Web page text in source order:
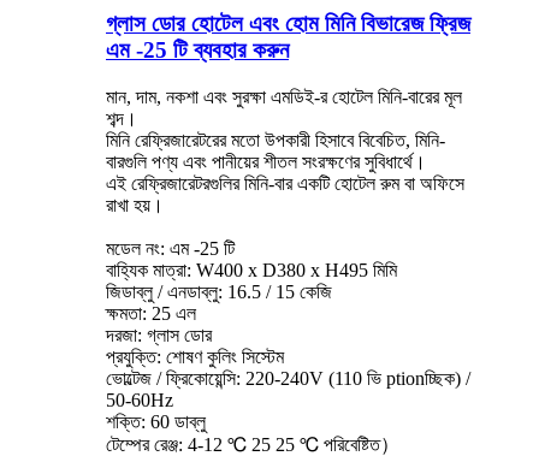
গ্লাস ডোর হোটেল এবং হোম মিনি বিভারেজ ফ্রিজ
এম -25 টি ব্যবহার করুন
মান, দাম, নকশা এবং সুরক্ষা এমডিই-র হোটেল মিনি-বারের মূল
শব্দ।
মিনি রেফ্রিজারেটরের মতো উপকারী হিসাবে বিবেচিত, মিনি-
বারগুলি পণ্য এবং পানীয়ের শীতল সংরক্ষণের সুবিধার্থে।
এই রেফ্রিজারেটরগুলির মিনি-বার একটি হোটেল রুম বা অফিসে
রাখা হয়।
মডেল নং: এম -25 টি
বাহ্যিক মাত্রা: W400 x D380 x H495 মিমি
জিডাব্লু / এনডাব্লু: 16.5 / 15 কেজি
ক্ষমতা: 25 এল
দরজা: গ্লাস ডোর
প্রযুক্তি: শোষণ কুলিং সিস্টেম
ভোল্টেজ / ফ্রিকোয়েন্সি: 220-240V (110 ভি ptionচ্ছিক) /
50-60Hz
শক্তি: 60 ডাব্লু
টেম্পের রেঞ্জ: 4-12 ℃ 25 25 ℃ পরিবেষ্টিত）